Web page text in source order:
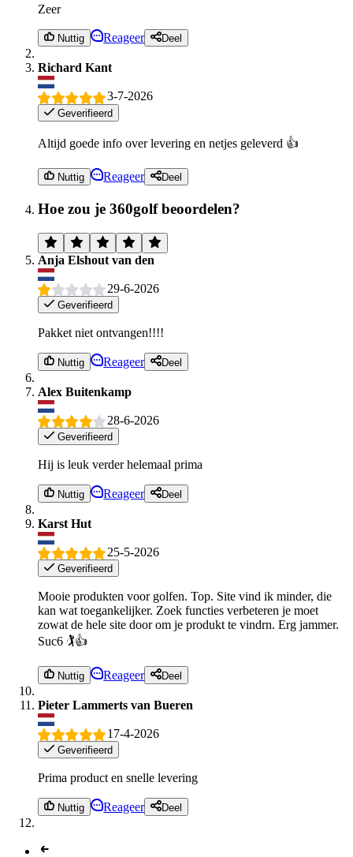
Zeer
Nuttig Reageer Deel
Richard Kant
3-7-2026
Geverifieerd
Altijd goede info over levering en netjes geleverd 👍
Nuttig Reageer Deel
Hoe zou je 360golf beoordelen?
Anja Elshout van den
29-6-2026
Geverifieerd
Pakket niet ontvangen!!!!
Nuttig Reageer Deel
Alex Buitenkamp
28-6-2026
Geverifieerd
Hij is leuk verder helemaal prima
Nuttig Reageer Deel
Karst Hut
25-5-2026
Geverifieerd
Mooie produkten voor golfen. Top. Site vind ik minder, die
kan wat toegankelijker. Zoek functies verbeteren je moet
zowat de hele site door om je produkt te vindrn. Erg jammer.
Suc6 🏌👍
Nuttig Reageer Deel
Pieter Lammerts van Bueren
17-4-2026
Geverifieerd
Prima product en snelle levering
Nuttig Reageer Deel